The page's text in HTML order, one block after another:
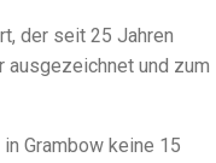
der seit 25 Jahren
ausgezeichnet und zum
Grambow keine 15